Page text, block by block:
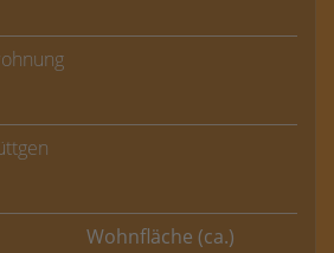
Wohnfläche (ca.)